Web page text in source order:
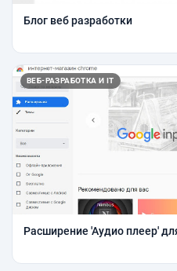
Блог веб разработки
ВЕБ-РАЗРАБОТКА И IT
Расширение 'Аудио плеер'